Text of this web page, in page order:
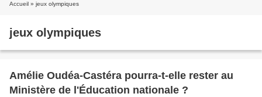
Accueil » jeux olympiques
jeux olympiques
Amélie Oudéa-Castéra pourra-t-elle rester au
Ministère de l'Éducation nationale ?